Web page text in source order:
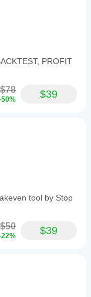
PROFIT
$78
50% $39
tool by Stop
$50
22% $39